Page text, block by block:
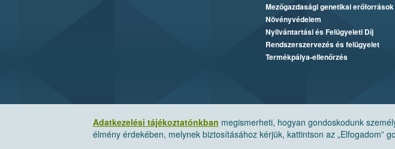
Adatkezelési tájékoztatónkban megismerheti, hogyan gondoskodunk
élmény érdekében, melynek biztosításához kérjük, kattintson az „Elfogadom”
Mezőgazdasági genetikai erőforrások
Növényvédelem
Nyilvántartási és Felügyeleti Díj
Rendszerszervezés és felügyelet
Termékpálya-ellenőrzés